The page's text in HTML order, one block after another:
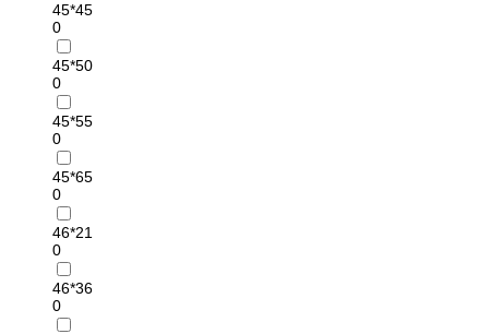
45*45
0
45*50
0
45*55
0
45*65
0
46*21
0
46*36
0